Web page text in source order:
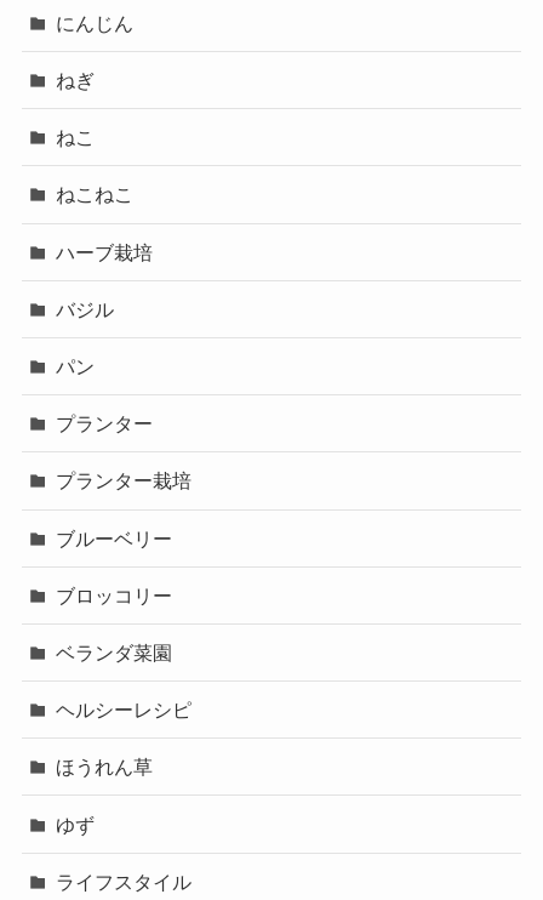
にんじん
ねぎ
ねこ
ねこねこ
ハーブ栽培
バジル
パン
プランター
プランター栽培
ブルーベリー
ブロッコリー
ベランダ菜園
ヘルシーレシピ
ほうれん草
ゆず
ライフスタイル